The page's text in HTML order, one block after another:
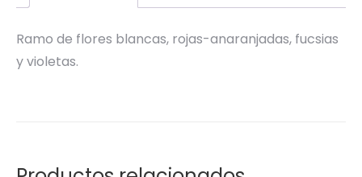
Ramo de flores blancas, rojas-anaranjadas, fucsias
y violetas.